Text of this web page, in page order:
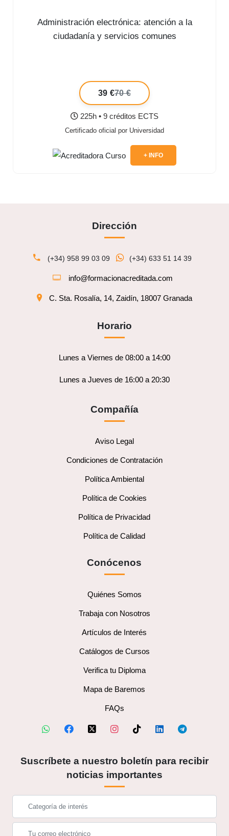
Administración electrónica: atención a la
ciudadanía y servicios comunes
39 €70 €
225h • 9 créditos ECTS
Certificado oficial por Universidad
+ INFO
Dirección
(+34) 958 99 03 09 (+34) 633 51 14 39
info@formacionacreditada.com
C. Sta. Rosalía, 14, Zaidín, 18007 Granada
Horario
Lunes a Viernes de 08:00 a 14:00
Lunes a Jueves de 16:00 a 20:30
Compañía
Aviso Legal
Condiciones de Contratación
Política Ambiental
Política de Cookies
Política de Privacidad
Política de Calidad
Conócenos
Quiénes Somos
Trabaja con Nosotros
Artículos de Interés
Catálogos de Cursos
Verifica tu Diploma
Mapa de Baremos
FAQs
Suscríbete a nuestro boletín para recibir
noticias importantes